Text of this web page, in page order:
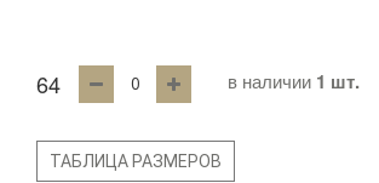
64 в наличии 1 шт.
ТАБЛИЦА РАЗМЕРОВ